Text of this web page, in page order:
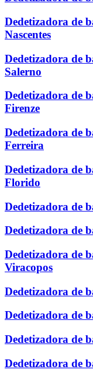
Dedetizadora de
Nascentes
Dedetizadora de
Salerno
Dedetizadora de
Firenze
Dedetizadora de
Ferreira
Dedetizadora de
Florido
Dedetizadora de
Dedetizadora de
Dedetizadora de
Viracopos
Dedetizadora de
Dedetizadora de
Dedetizadora de
Dedetizadora de